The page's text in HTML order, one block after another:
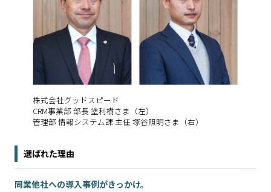
株式会社グッドスピード
CRM事業部 部長 塗利樹さま（左）
管理部 情報システム課 主任 塚谷照明さま（右）
選ばれた理由
同業他社への導入事例がきっかけ。